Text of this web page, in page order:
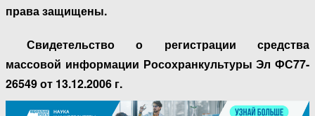
права защищены.
Свидетельство о регистрации средства
массовой информации Росохранкультуры Эл ФС77-
26549 от 13.12.2006 г.